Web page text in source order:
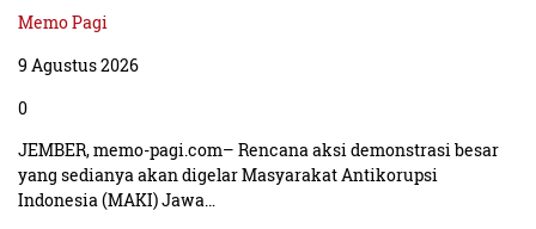
Memo Pagi
9 Agustus 2026
0
JEMBER, memo-pagi.com– Rencana aksi demonstrasi besar
yang sedianya akan digelar Masyarakat Antikorupsi
Indonesia (MAKI) Jawa…